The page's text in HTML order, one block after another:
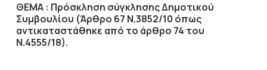
ΘΕΜΑ : Πρόσκληση σύγκλησης Δημοτικού
Συμβουλίου (Άρθρο 67 Ν.3852/10 όπως
αντικαταστάθηκε από το άρθρο 74 του
Ν.4555/18).